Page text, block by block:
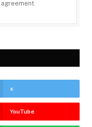
agreement.
x
YouTube